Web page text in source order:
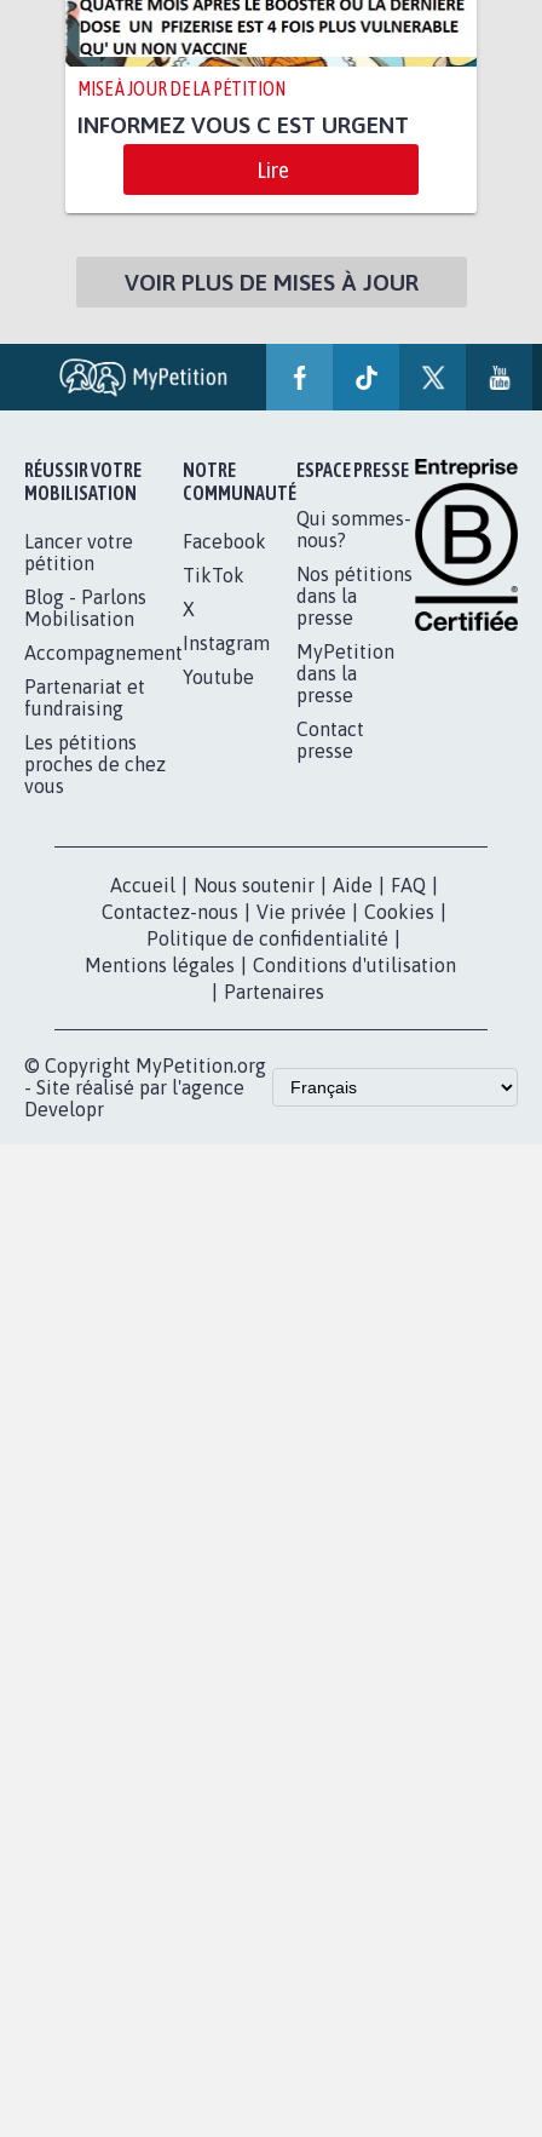
MISE À JOUR DE LA PÉTITION
INFORMEZ VOUS C EST URGENT
Lire
VOIR PLUS DE MISES À JOUR
RÉUSSIR VOTRE
MOBILISATION
Lancer votre
pétition
Blog - Parlons
Mobilisation
Accompagnement
Partenariat et
fundraising
Les pétitions
proches de chez
vous
NOTRE
COMMUNAUTÉ
Facebook
TikTok
X
Instagram
Youtube
ESPACE PRESSE
Qui sommes-
nous?
Nos pétitions
dans la
presse
MyPetition
dans la
presse
Contact
presse
Accueil Nous soutenir Aide FAQ
Contactez-nous
Vie privée Cookies
Politique de confidentialité
Mentions légales
Conditions d'utilisation
Partenaires
© Copyright MyPetition.org
- Site réalisé par l'agence
Developr